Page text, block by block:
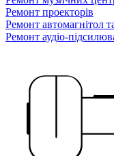
Ремонт проекторів
Ремонт автомагнітол
Ремонт аудіо-